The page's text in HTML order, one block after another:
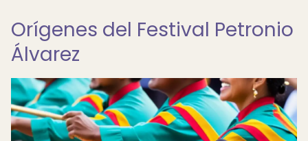
Orígenes del Festival Petronio
Álvarez